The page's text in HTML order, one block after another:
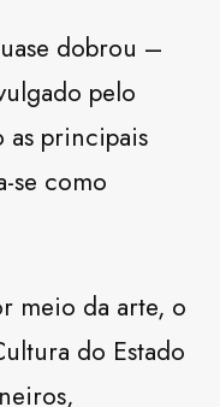
dobrou –
pelo
as principais
se como
meio da arte, o
do Estado